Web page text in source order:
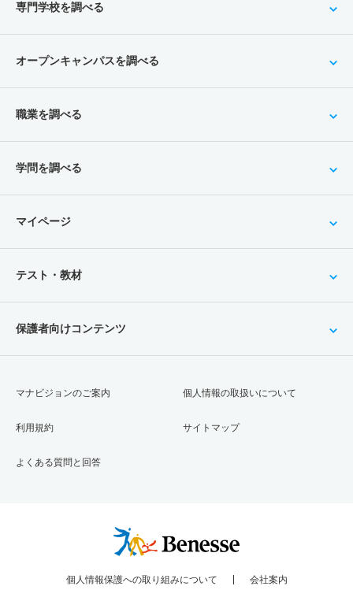
専門学校を調べる
オープンキャンパスを調べる
職業を調べる
学問を調べる
マイページ
テスト・教材
保護者向けコンテンツ
マナビジョンのご案内
利用規約
よくある質問と回答
個人情報の取扱いについて
サイトマップ
個人情報保護への取り組みについて 会社案内